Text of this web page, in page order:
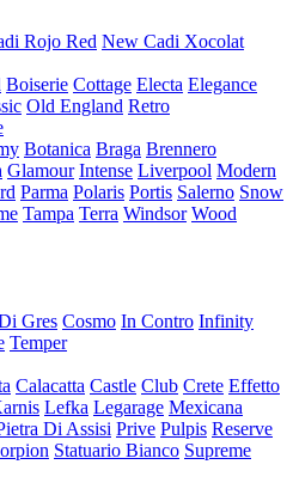
Rojo Red New Cadi Xocolat
Boiserie Cottage Electa Elegance
Old England Retro
Botanica Braga Brennero
Glamour Intense Liverpool Modern
Parma Polaris Portis Salerno Snow
Tampa Terra Windsor Wood
Gres Cosmo In Contro Infinity
Temper
Calacatta Castle Club Crete Effetto
Lefka Legarage Mexicana
Di Assisi Prive Pulpis Reserve
Statuario Bianco Supreme